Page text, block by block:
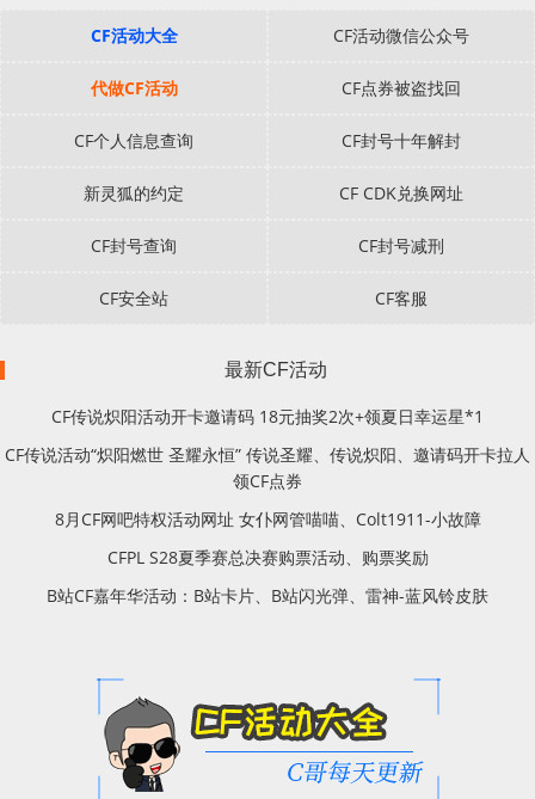
CF活动大全 CF活动微信公众号
代做CF活动 CF点券被盗找回
CF个人信息查询 CF封号十年解封
新灵狐的约定 CF CDK兑换网址
CF封号查询 CF封号减刑
CF安全站 CF客服
最新CF活动
CF传说炽阳活动开卡邀请码 18元抽奖2次+领夏日幸运星*1
CF传说活动“炽阳燃世 圣耀永恒” 传说圣耀、传说炽阳、邀请码开卡拉人
领CF点券
8月CF网吧特权活动网址 女仆网管喵喵、Colt1911-小故障
CFPL S28夏季赛总决赛购票活动、购票奖励
B站CF嘉年华活动：B站卡片、B站闪光弹、雷神-蓝风铃皮肤